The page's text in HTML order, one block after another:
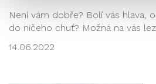
Není vám dobře? Bolí vás hlava,
do ničeho chuť? Možná na vás
14.06.2022